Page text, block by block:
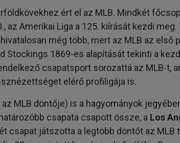
ért el az MLB. Mindkét
az Amerikai Liga a 125. kiírását kezdi
még több, mert az MLB az első
Stockings 1869-es alapítását tekinti a
csapatsport sorozattá az MLB-t,
elérő profiligája is.
MLB döntője) is a hagyományok
csapata csapott össze, a Los
csapat játszotta a legtöbb döntőt az MLB